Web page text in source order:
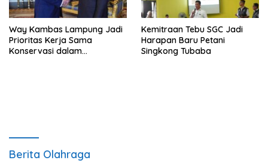
Way Kambas Lampung Jadi
Prioritas Kerja Sama
Konservasi dalam
Kemitraan Tebu SGC Jadi
Harapan Baru Petani
Singkong Tubaba
Berita Olahraga